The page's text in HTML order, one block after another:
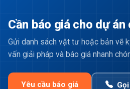
Cần báo giá cho dự án
Gửi danh sách vật tư hoặc bản vẽ
vấn giải pháp và báo giá nhanh
Yêu cầu báo giá